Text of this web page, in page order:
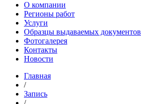
О компании
Регионы работ
Услуги
Образцы выдаваемых документов
Фотогалерея
Контакты
Новости
Главная
/
Запись